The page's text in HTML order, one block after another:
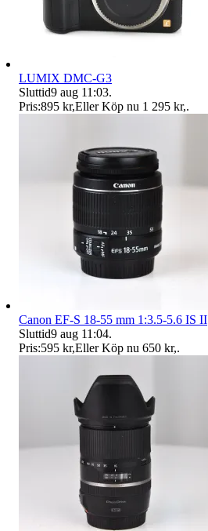
LUMIX DMC-G3
Sluttid9 aug 11:03.
Pris:895 kr,Eller Köp nu 1 295 kr,.
Canon EF-S 18-55 mm 1:3.5-5.6 IS II
Sluttid9 aug 11:04.
Pris:595 kr,Eller Köp nu 650 kr,.